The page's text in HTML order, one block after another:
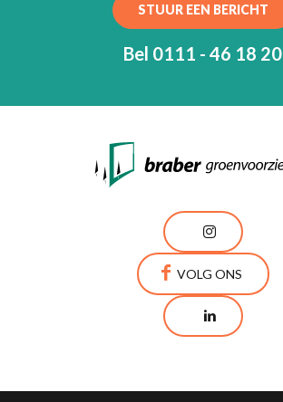
STUUR EEN BERICHT
Bel 0111 - 46 18 20